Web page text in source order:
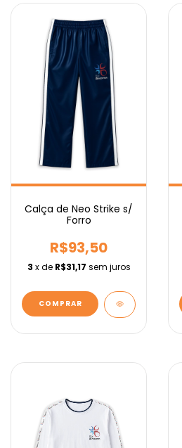
Calça de Neo Strike s/
Forro
R$93,50
3 x de R$31,17 sem juros
COMPRAR